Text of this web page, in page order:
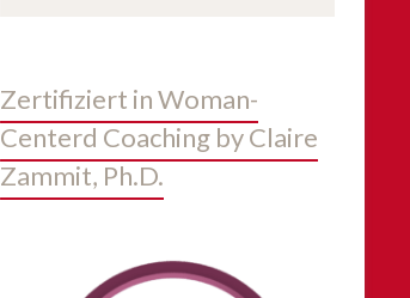
Zertifiziert in Woman-
Centerd Coaching by Claire
Zammit, Ph.D.